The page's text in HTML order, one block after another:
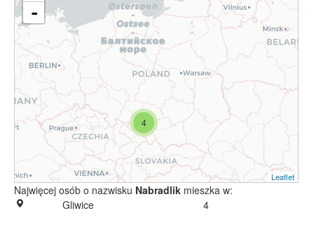
4
-
Leaflet
Najwięcej osób o nazwisku Nabradlik mieszka w:
Gliwice
4